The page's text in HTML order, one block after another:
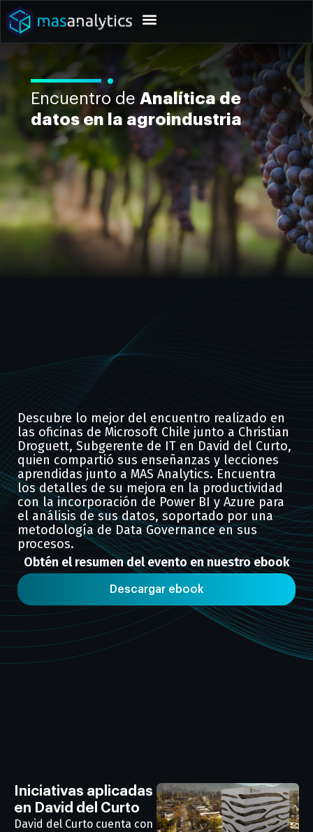
Encuentro de Analítica de
datos en la agroindustria
Descubre lo mejor del encuentro realizado en
las oficinas de Microsoft Chile junto a Christian
Droguett, Subgerente de IT en David del Curto,
quien compartió sus enseñanzas y lecciones
aprendidas junto a MAS Analytics. Encuentra
los detalles de su mejora en la productividad
con la incorporación de Power BI y Azure para
el análisis de sus datos, soportado por una
metodología de Data Governance en sus
procesos.
Obtén el resumen del evento en nuestro ebook
Descargar ebook
Iniciativas aplicadas
en David del Curto
David del Curto cuenta con